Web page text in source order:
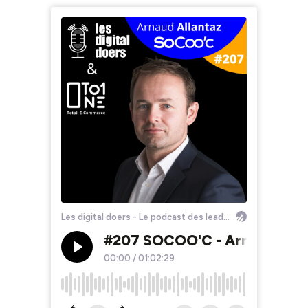
Les digital doers - Le podcast des leaders du retail et du e-commerce
#207 SOCOO'C - Arnaud
00:00 / 01:02:29